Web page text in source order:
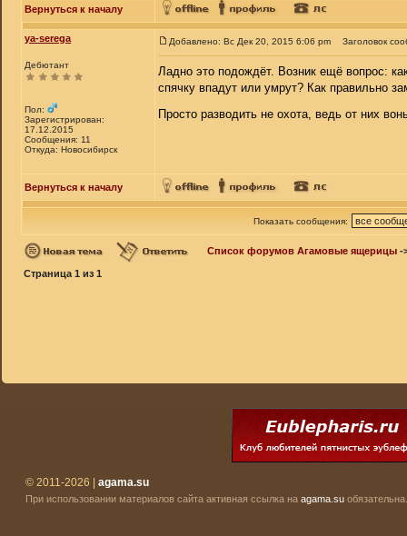
Вернуться к началу
ya-serega
Дебютант
Пол:
Зарегистрирован:
17.12.2015
Сообщения: 11
Откуда: Новосибирск
Добавлено: Вс Дек 20, 2015 6:06 pm Заголовок
Ладно это подождёт. Возник ещё вопрос:
спячку впадут или умрут? Как правильно
Просто разводить не охота, ведь от них
Вернуться к началу
Показать сообщения:
Список форумов Агамовые ящерицы -
Страница 1 из 1
© 2011-2026 | agama.su
При использовании материалов сайта активная ссылка на agama.su обязательна.